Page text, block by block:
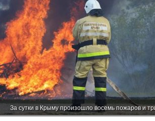
За сутки в Крыму произошло восемь пожаров и